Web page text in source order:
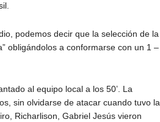
podemos decir que la selección de la
obligándolos a conformarse con un 1 –
al equipo local a los 50’. La
sin olvidarse de atacar cuando tuvo la
Richarlison, Gabriel Jesús vieron